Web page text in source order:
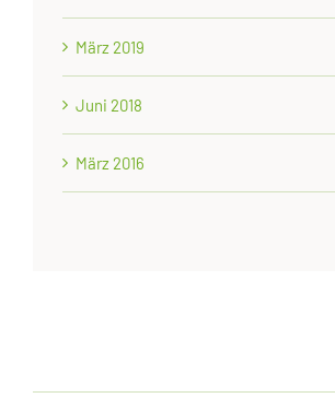
März 2019
Juni 2018
März 2016